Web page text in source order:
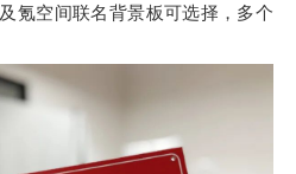
氪空间联名背景板可选择，多个